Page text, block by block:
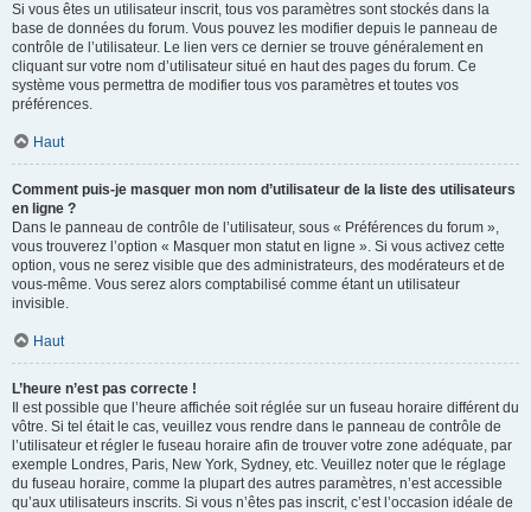
Si vous êtes un utilisateur inscrit, tous vos paramètres sont stockés dans la
base de données du forum. Vous pouvez les modifier depuis le panneau de
contrôle de l’utilisateur. Le lien vers ce dernier se trouve généralement en
cliquant sur votre nom d’utilisateur situé en haut des pages du forum. Ce
système vous permettra de modifier tous vos paramètres et toutes vos
préférences.
Haut
Comment puis-je masquer mon nom d’utilisateur de la liste des utilisateurs
en ligne ?
Dans le panneau de contrôle de l’utilisateur, sous « Préférences du forum »,
vous trouverez l’option « Masquer mon statut en ligne ». Si vous activez cette
option, vous ne serez visible que des administrateurs, des modérateurs et de
vous-même. Vous serez alors comptabilisé comme étant un utilisateur
invisible.
Haut
L’heure n’est pas correcte !
Il est possible que l’heure affichée soit réglée sur un fuseau horaire différent du
vôtre. Si tel était le cas, veuillez vous rendre dans le panneau de contrôle de
l’utilisateur et régler le fuseau horaire afin de trouver votre zone adéquate, par
exemple Londres, Paris, New York, Sydney, etc. Veuillez noter que le réglage
du fuseau horaire, comme la plupart des autres paramètres, n’est accessible
qu’aux utilisateurs inscrits. Si vous n’êtes pas inscrit, c’est l’occasion idéale de